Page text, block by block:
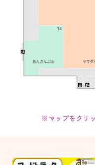
※マップをクリ